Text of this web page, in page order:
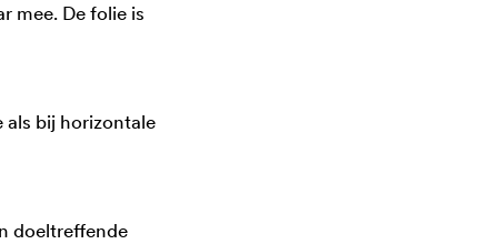
mee. De folie is
bij horizontale
doeltreffende